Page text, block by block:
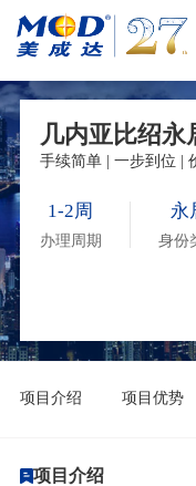
几内亚比绍永
手续简单 | 一步到位 |
1-2周
办理周期
永
身份
项目介绍 项目优势
项目介绍